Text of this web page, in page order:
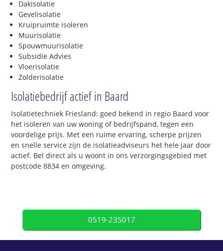
Dakisolatie
Gevelisolatie
Kruipruimte isoleren
Muurisolatie
Spouwmuurisolatie
Subsidie Advies
Vloerisolatie
Zolderisolatie
Isolatiebedrijf actief in Baard
Isolatietechniek Friesland: goed bekend in regio Baard voor
het isoleren van uw woning of bedrijfspand, tegen een
voordelige prijs. Met een ruime ervaring, scherpe prijzen
en snelle service zijn de isolatieadviseurs het hele jaar door
actief. Bel direct als u woont in ons verzorgingsgebied met
postcode 8834 en omgeving.
0519-235017